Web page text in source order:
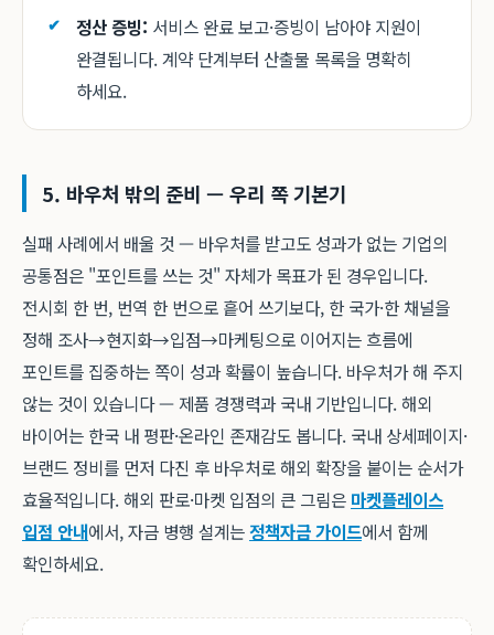
정산 증빙: 서비스 완료 보고·증빙이 남아야 지원이
완결됩니다. 계약 단계부터 산출물 목록을 명확히
하세요.
5. 바우처 밖의 준비 — 우리 쪽 기본기
실패 사례에서 배울 것 — 바우처를 받고도 성과가 없는 기업의
공통점은 "포인트를 쓰는 것" 자체가 목표가 된 경우입니다.
전시회 한 번, 번역 한 번으로 흩어 쓰기보다, 한 국가·한 채널을
정해 조사→현지화→입점→마케팅으로 이어지는 흐름에
포인트를 집중하는 쪽이 성과 확률이 높습니다. 바우처가 해 주지
않는 것이 있습니다 — 제품 경쟁력과 국내 기반입니다. 해외
바이어는 한국 내 평판·온라인 존재감도 봅니다. 국내 상세페이지·
브랜드 정비를 먼저 다진 후 바우처로 해외 확장을 붙이는 순서가
효율적입니다. 해외 판로·마켓 입점의 큰 그림은 마켓플레이스
입점 안내에서, 자금 병행 설계는정책자금 가이드에서 함께
확인하세요.